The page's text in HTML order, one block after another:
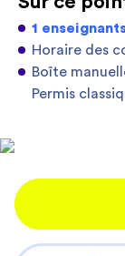
1
Horaire des
Boîte
Permis